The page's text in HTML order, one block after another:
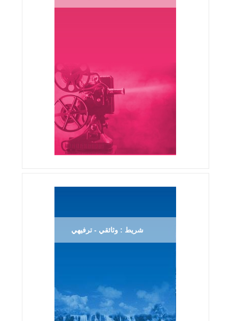
شريط : وثائقي - ترفيهي